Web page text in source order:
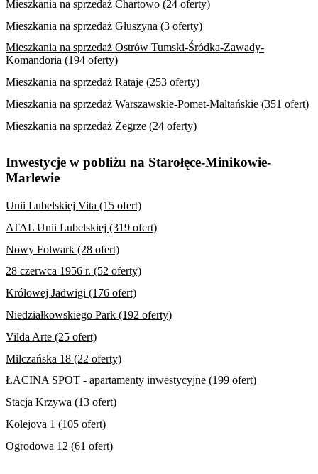
Mieszkania na sprzedaż Chartowo (24 oferty)
Mieszkania na sprzedaż Głuszyna (3 oferty)
Mieszkania na sprzedaż Ostrów Tumski-Śródka-Zawady-
Komandoria (194 oferty)
Mieszkania na sprzedaż Rataje (253 oferty)
Mieszkania na sprzedaż Warszawskie-Pomet-Maltańskie (351 ofert)
Mieszkania na sprzedaż Żegrze (24 oferty)
Inwestycje w pobliżu na Starołęce-Minikowie-
Marlewie
Unii Lubelskiej Vita (15 ofert)
ATAL Unii Lubelskiej (319 ofert)
Nowy Folwark (28 ofert)
28 czerwca 1956 r. (52 oferty)
Królowej Jadwigi (176 ofert)
Niedziałkowskiego Park (192 oferty)
Vilda Arte (25 ofert)
Milczańska 18 (22 oferty)
ŁACINA SPOT - apartamenty inwestycyjne (199 ofert)
Stacja Krzywa (13 ofert)
Kolejova 1 (105 ofert)
Ogrodowa 12 (61 ofert)